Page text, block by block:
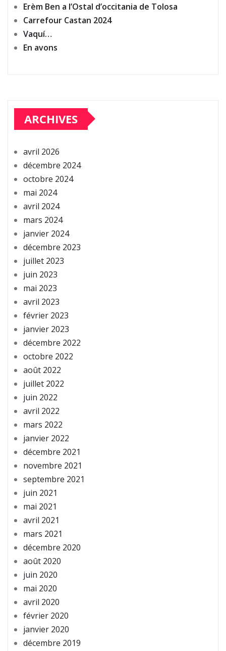
Erèm Ben a l’Ostal d’occitania de Tolosa
Carrefour Castan 2024
Vaquí…
En avons
ARCHIVES
avril 2026
décembre 2024
octobre 2024
mai 2024
avril 2024
mars 2024
janvier 2024
décembre 2023
juillet 2023
juin 2023
mai 2023
avril 2023
février 2023
janvier 2023
décembre 2022
octobre 2022
août 2022
juillet 2022
juin 2022
avril 2022
mars 2022
janvier 2022
décembre 2021
novembre 2021
septembre 2021
juin 2021
mai 2021
avril 2021
mars 2021
décembre 2020
août 2020
juin 2020
mai 2020
avril 2020
février 2020
janvier 2020
décembre 2019